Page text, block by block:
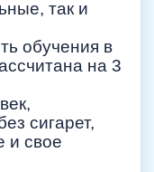
так и
обучения в
на 3
сигарет,
и свое